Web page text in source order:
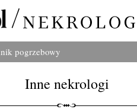
pogrzebowy
Inne nekrologi